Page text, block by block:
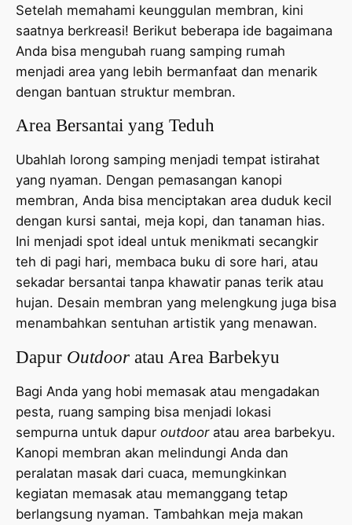
Setelah memahami keunggulan membran, kini
saatnya berkreasi! Berikut beberapa ide bagaimana
Anda bisa mengubah ruang samping rumah
menjadi area yang lebih bermanfaat dan menarik
dengan bantuan struktur membran.
Area Bersantai yang Teduh
Ubahlah lorong samping menjadi tempat istirahat
yang nyaman. Dengan pemasangan kanopi
membran, Anda bisa menciptakan area duduk kecil
dengan kursi santai, meja kopi, dan tanaman hias.
Ini menjadi spot ideal untuk menikmati secangkir
teh di pagi hari, membaca buku di sore hari, atau
sekadar bersantai tanpa khawatir panas terik atau
hujan. Desain membran yang melengkung juga bisa
menambahkan sentuhan artistik yang menawan.
Dapur Outdoor atau Area Barbekyu
Bagi Anda yang hobi memasak atau mengadakan
pesta, ruang samping bisa menjadi lokasi
sempurna untuk dapur outdooratau area barbekyu.
Kanopi membran akan melindungi Anda dan
peralatan masak dari cuaca, memungkinkan
kegiatan memasak atau memanggang tetap
berlangsung nyaman. Tambahkan meja makan